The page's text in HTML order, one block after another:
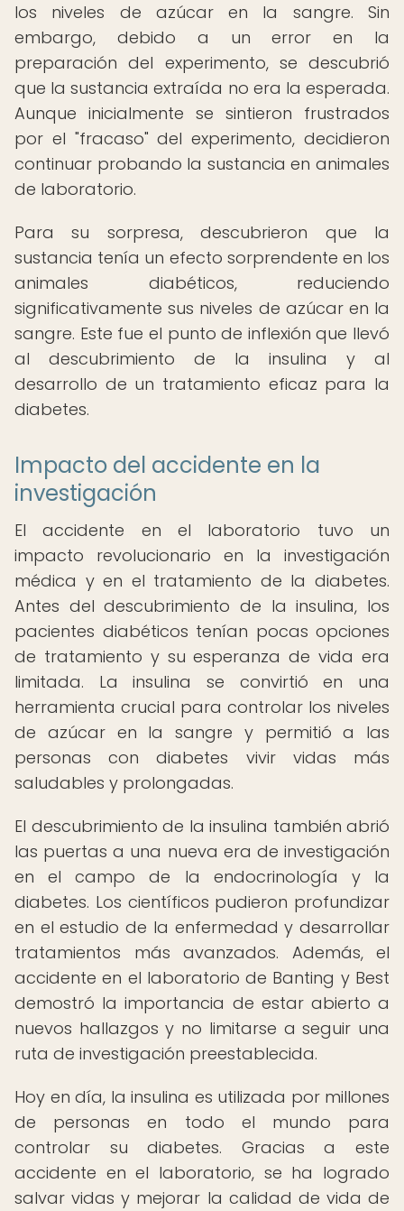
los niveles de azúcar en la sangre. Sin
embargo, debido a un error en la
preparación del experimento, se descubrió
que la sustancia extraída no era la esperada.
Aunque inicialmente se sintieron frustrados
por el "fracaso" del experimento, decidieron
continuar probando la sustancia en animales
de laboratorio.
Para su sorpresa, descubrieron que la
sustancia tenía un efecto sorprendente en los
animales diabéticos, reduciendo
significativamente sus niveles de azúcar en la
sangre. Este fue el punto de inflexión que llevó
al descubrimiento de la insulina y al
desarrollo de un tratamiento eficaz para la
diabetes.
Impacto del accidente en la
investigación
El accidente en el laboratorio tuvo un
impacto revolucionario en la investigación
médica y en el tratamiento de la diabetes.
Antes del descubrimiento de la insulina, los
pacientes diabéticos tenían pocas opciones
de tratamiento y su esperanza de vida era
limitada. La insulina se convirtió en una
herramienta crucial para controlar los niveles
de azúcar en la sangre y permitió a las
personas con diabetes vivir vidas más
saludables y prolongadas.
El descubrimiento de la insulina también abrió
las puertas a una nueva era de investigación
en el campo de la endocrinología y la
diabetes. Los científicos pudieron profundizar
en el estudio de la enfermedad y desarrollar
tratamientos más avanzados. Además, el
accidente en el laboratorio de Banting y Best
demostró la importancia de estar abierto a
nuevos hallazgos y no limitarse a seguir una
ruta de investigación preestablecida.
Hoy en día, la insulina es utilizada por millones
de personas en todo el mundo para
controlar su diabetes. Gracias a este
accidente en el laboratorio, se ha logrado
salvar vidas y mejorar la calidad de vida de